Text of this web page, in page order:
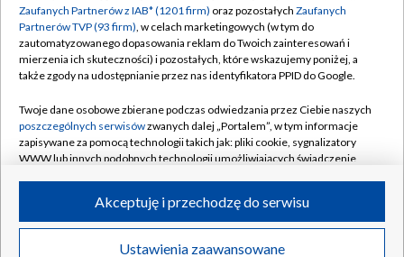
Biuro Reklamy
Oferta Handlowa
Telegazeta ogłoszenia
Rada Programowa
Ogłoszenia przetargowe
Akademia Telewizyjna
Informacje o nadawcy
Moje zgody
Biuro reklamy
Kontakt
Kanały
©2026 Telewizja Polska Spółka Akcyjna w likwidacji
Zaufanych Partnerów z IAB* (1201 firm) oraz pozostałych Zaufanych
Partnerów TVP (93 firm), w celach marketingowych (w tym do
zautomatyzowanego dopasowania reklam do Twoich zainteresowań i
mierzenia ich skuteczności) i pozostałych, które wskazujemy poniżej, a
także zgody na udostępnianie przez nas identyfikatora PPID do Google.
Twoje dane osobowe zbierane podczas odwiedzania przez Ciebie naszych
poszczególnych serwisówzwanych dalej „Portalem”, w tym informacje
zapisywane za pomocą technologii takich jak: pliki cookie, sygnalizatory
WWW lub innych podobnych technologii umożliwiających świadczenie
ruchu w Internecie.
Twoje dane osobowe zbierane podczas odwiedzania przez Ciebie
Ustawienia zaawansowane
Akceptuję i przechodzę do serwisu